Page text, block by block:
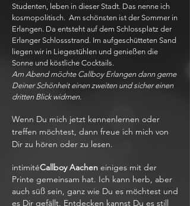
Studenten, leben in dieser Stadt. Das nenne ich
kosmopolitisch. Am schönsten ist der Sommer in
Erlangen. Da entsteht auf dem Schlossplatz der
Erlanger Schlossstrand. Im aufgeschütteten Sand
liegen wir in Liegestühlen und genießen die
Sonne und köstliche Cocktails.
Am Abend möchte Callboy Erlangen dann gerne
Deiner Schönheit einen zweiten und sicher einen
dritten Blick widmen.
Wenn Du mich jetzt kennenlernen oder
treffen möchtest, dann freue ich mich von
Dir zu hören oder zu lesen.
intimitéCallboy Aachen einiges mit der
Printe gemeinsam hat. Ich kann herb, aber
auch süß sein, ganz wie Du es möchtest und
es Dir gefällt. Entdecken kannst Du es still